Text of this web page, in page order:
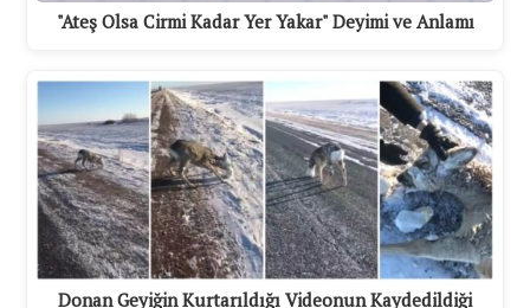
"Ateş Olsa Cirmi Kadar Yer Yakar" Deyimi ve Anlamı
Donan Geyiğin Kurtarıldığı Videonun Kaydedildiği